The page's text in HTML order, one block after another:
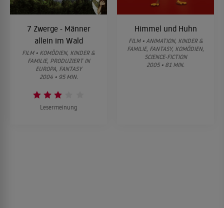
7 Zwerge - Männer
allein im Wald
FILM • KOMÖDIEN, KINDER &
FAMILIE, PRODUZIERT IN
EUROPA, FANTASY
2004 • 95 MIN.
Lesermeinung
Himmel und Huhn
FILM • ANIMATION, KINDER &
FAMILIE, FANTASY, KOMÖDIEN,
SCIENCE-FICTION
2005 • 81 MIN.